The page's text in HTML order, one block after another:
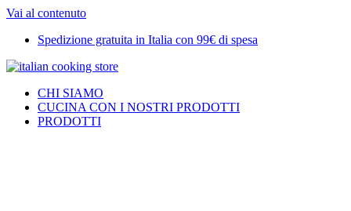
Vai al contenuto
Spedizione gratuita in Italia con 99€ di spesa
CHI SIAMO
CUCINA CON I NOSTRI PRODOTTI
PRODOTTI